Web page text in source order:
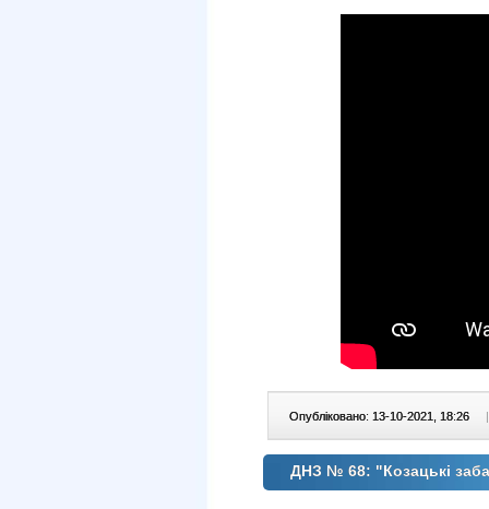
Опубліковано: 13-10-2021, 18:26 |
ДНЗ № 68: "Козацькі